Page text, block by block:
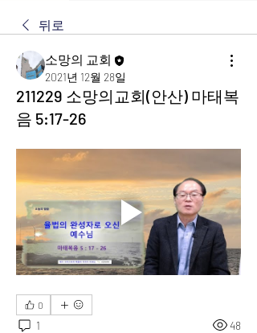
뒤로
소망의 교회
2021년 12월 28일
211229 소망의교회(안산) 마태복
음 5:17-26
0
1 48